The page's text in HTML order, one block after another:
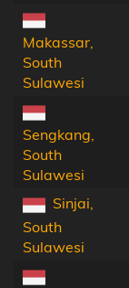
Makassar,
South
Sulawesi
Sengkang,
South
Sulawesi
Sinjai,
South
Sulawesi